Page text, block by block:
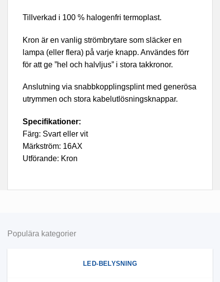
Tillverkad i 100 % halogenfri termoplast.
Kron är en vanlig strömbrytare som släcker en
lampa (eller flera) på varje knapp. Användes förr
för att ge ”hel och halvljus” i stora takkronor.
Anslutning via snabbkopplingsplint med generösa
utrymmen och stora kabelutlösningsknappar.
Specifikationer:
Färg: Svart eller vit
Märkström: 16AX
Utförande: Kron
Populära kategorier
LED-BELYSNING